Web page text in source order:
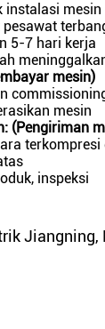
5-7 hari kerja
mesin)
mesin
(Pengiriman
terkompresi
inspeksi
Jiangning,